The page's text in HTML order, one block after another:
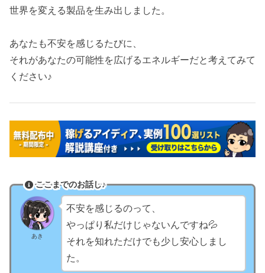
世界を変える製品を生み出しました。
あなたも不安を感じるたびに、
それがあなたの可能性を広げるエネルギーだと考えてみて
ください♪
ここまでのお話し♪
あき
不安を感じるのって、
やっぱり私だけじゃないんですね💦
それを知れただけでも少し安心しまし
た。